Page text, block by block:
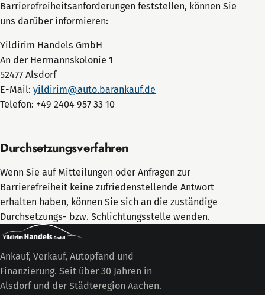
Barrierefreiheitsanforderungen feststellen, können Sie
uns darüber informieren:
Yildirim Handels GmbH
An der Hermannskolonie 1
52477 Alsdorf
E-Mail: yildirim@auto.barankauf.de
Telefon: +49 2404 957 33 10
Durchsetzungsverfahren
Wenn Sie auf Mitteilungen oder Anfragen zur
Barrierefreiheit keine zufriedenstellende Antwort
erhalten haben, können Sie sich an die zuständige
Durchsetzungs- bzw. Schlichtungsstelle wenden.
Ankauf, Verkauf, Autopfand und
Finanzierung. Seit über 30 Jahren in
Alsdorf und der Städteregion Aachen.